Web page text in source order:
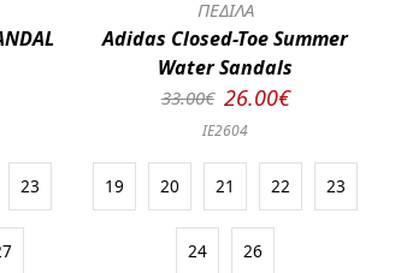
23
ΠΕΔΙΛΑ
Adidas Closed-Toe Summer
Water Sandals
33.00€ 26.00€
IE2604
19 20 21 22 23
24 26